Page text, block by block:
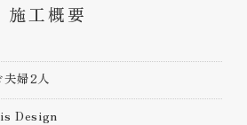
施工概要
婦2人
Design